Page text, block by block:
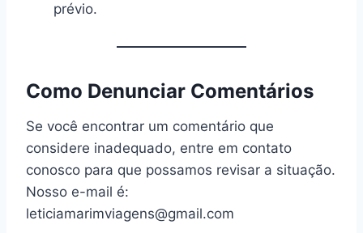
prévio.
Como Denunciar Comentários
Se você encontrar um comentário que
considere inadequado, entre em contato
conosco para que possamos revisar a situação.
Nosso e-mail é:
leticiamarimviagens@gmail.com